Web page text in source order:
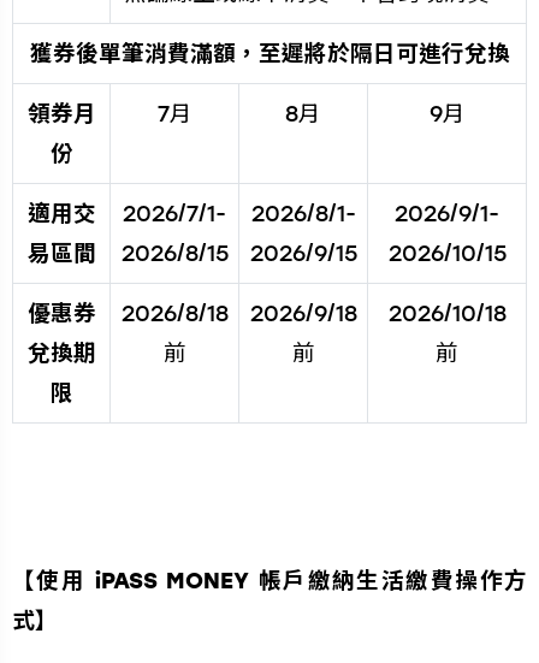
獲券後單筆消費滿額，至遲將於隔日可進行兌換
領券月
份
7月 8月 9月
適用交
易區間
2026/7/1-
2026/8/15
2026/8/1-
2026/9/15
2026/9/1-
2026/10/15
優惠券
兌換期
限
2026/8/18
前
2026/9/18
前
2026/10/18
前
【使用 iPASS MONEY 帳戶繳納生活繳費操作方
式】